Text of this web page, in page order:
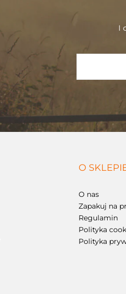
I
O
O nas
Zapakuj na
Regulamin
Polityka
Polityka